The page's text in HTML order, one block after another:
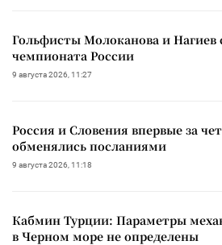
Гольфисты Молоканова и Нагиев
чемпионата России
9 августа 2026, 11:27
Россия и Словения впервые за
обменялись посланиями
9 августа 2026, 11:18
Кабмин Турции: Параметры
в Черном море не определены